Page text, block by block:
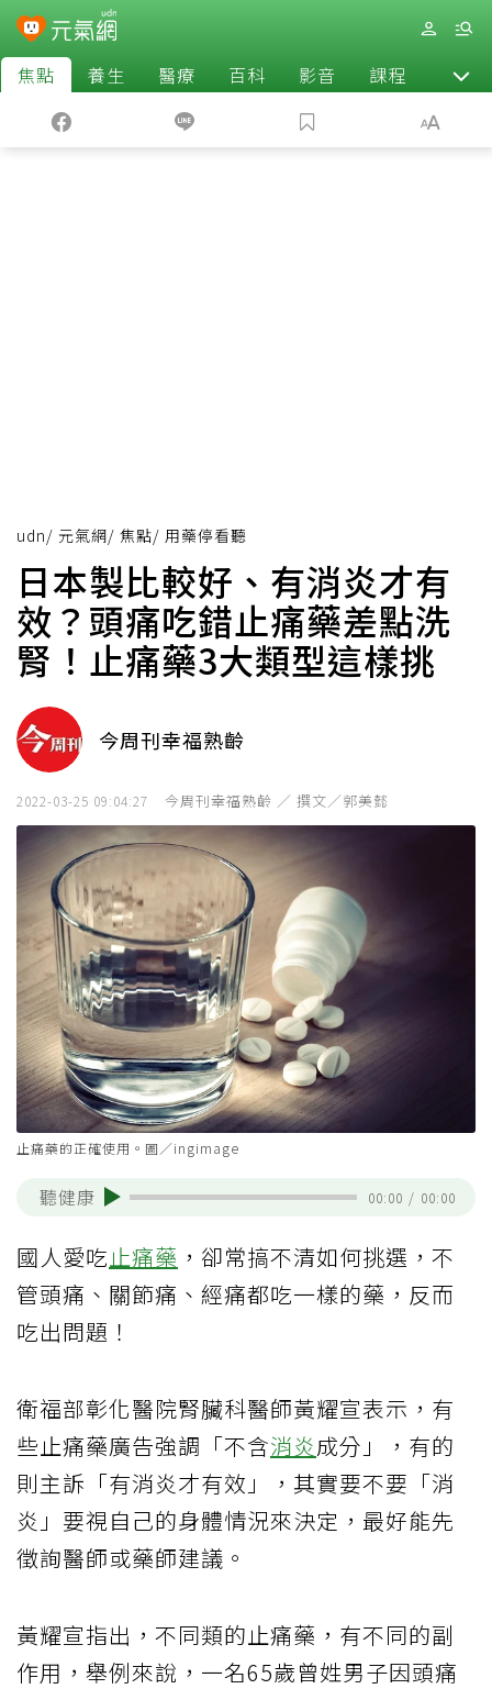
焦點 養生 醫療 百科 影音 課程 退休
udn/ 元氣網/ 焦點/ 用藥停看聽
日本製比較好、有消炎才有
效？頭痛吃錯止痛藥差點洗
腎！止痛藥3大類型這樣挑
今周刊幸福熟齡
2022-03-25 09:04:27 今周刊幸福熟齡 ／ 撰文／郭美懿
止痛藥的正確使用。圖／ingimage
聽健康 00:00 / 00:00
國人愛吃 止痛藥 ，卻常搞不清如何挑選，不
管頭痛、關節痛、經痛都吃一樣的藥，反而
吃出問題！
衛福部彰化醫院腎臟科醫師黃耀宣表示，有
些止痛藥廣告強調「不含消炎成分」，有的
則主訴「有消炎才有效」，其實要不要「消
炎」要視自己的身體情況來決定，最好能先
徵詢醫師或藥師建議。
黃耀宣指出，不同類的止痛藥，有不同的副
作用，舉例來說，一名65歲曾姓男子因頭痛